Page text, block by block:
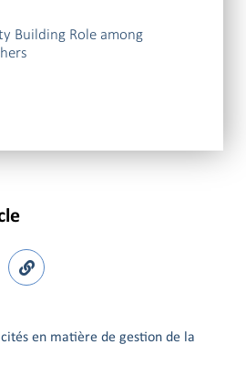
Building Role among
en matière de gestion de la